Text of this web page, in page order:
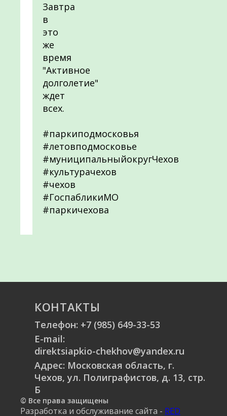
Завтра
в
это
же
время
"Активное
долголетие"
ждет
всех.
#паркиподмосковья
#летовподмосковье
#муниципальныйокругЧехов
#культурачехов
#чехов
#ГоспабликиМО
#паркичехова
КОНТАКТЫ
Телефон: +7 (985) 649-33-53
E-mail:
direktsiapkio-chekhov@yandex.ru
Адрес: Московская область, г.
Чехов, ул. Полиграфистов, д. 13, стр.
Б
© Все права защищены
Разработка и обслуживание сайта - RED